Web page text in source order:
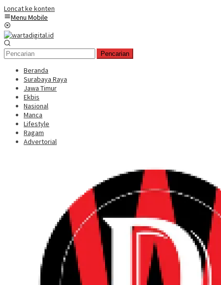
Loncat ke konten
Menu Mobile
Pencarian
Beranda
Surabaya Raya
Jawa Timur
Ekbis
Nasional
Manca
Lifestyle
Ragam
Advertorial